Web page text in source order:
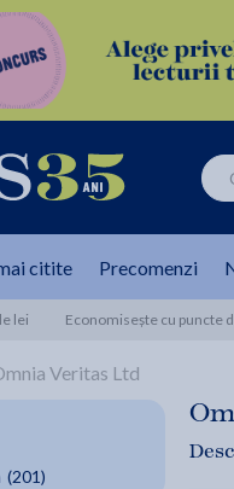
citite Precomenzi
lei Economisește cu puncte
Veritas Ltd
(201)